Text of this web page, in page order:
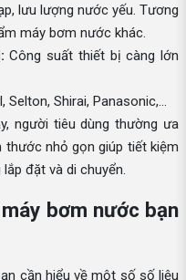
lưu lượng nước yếu. Tương
máy bơm nước khác.
Công suất thiết bị càng lớn
Selton, Shirai, Panasonic,...
người tiêu dùng thường ưa
nhỏ gọn giúp tiết kiệm
đặt và di chuyển.
bơm nước bạn
cần hiểu về một số số liệu